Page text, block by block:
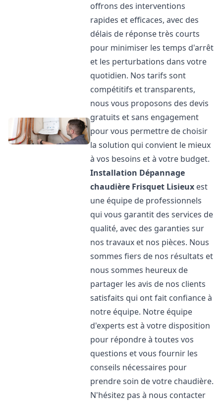
offrons des interventions
rapides et efficaces, avec des
délais de réponse très courts
pour minimiser les temps d'arrêt
et les perturbations dans votre
quotidien. Nos tarifs sont
compétitifs et transparents,
nous vous proposons des devis
gratuits et sans engagement
pour vous permettre de choisir
la solution qui convient le mieux
à vos besoins et à votre budget.
Installation Dépannage
chaudière Frisquet Lisieux est
une équipe de professionnels
qui vous garantit des services de
qualité, avec des garanties sur
nos travaux et nos pièces. Nous
sommes fiers de nos résultats et
nous sommes heureux de
partager les avis de nos clients
satisfaits qui ont fait confiance à
notre équipe. Notre équipe
d'experts est à votre disposition
pour répondre à toutes vos
questions et vous fournir les
conseils nécessaires pour
prendre soin de votre chaudière.
N'hésitez pas à nous contacter